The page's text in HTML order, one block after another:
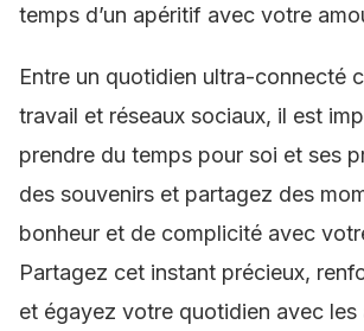
temps d’un apéritif avec votre
Entre un quotidien ultra-connecté
travail et réseaux sociaux, il est
prendre du temps pour soi et ses
des souvenirs et partagez des
bonheur et de complicité avec
Partagez cet instant précieux,
et égayez votre quotidien avec les